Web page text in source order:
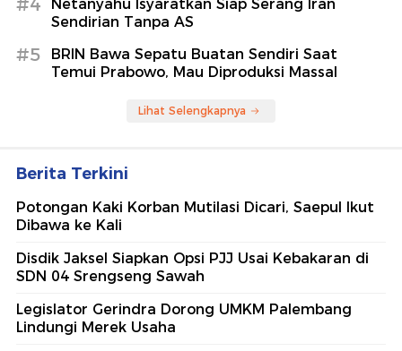
#4
Netanyahu Isyaratkan Siap Serang Iran
Sendirian Tanpa AS
#5
BRIN Bawa Sepatu Buatan Sendiri Saat
Temui Prabowo, Mau Diproduksi Massal
Lihat Selengkapnya
Berita Terkini
Potongan Kaki Korban Mutilasi Dicari, Saepul Ikut
Dibawa ke Kali
Disdik Jaksel Siapkan Opsi PJJ Usai Kebakaran di
SDN 04 Srengseng Sawah
Legislator Gerindra Dorong UMKM Palembang
Lindungi Merek Usaha